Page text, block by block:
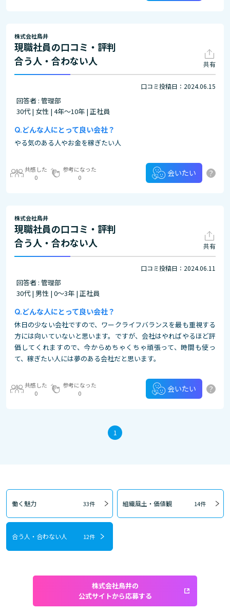
株式会社鳥井
現職社員の口コミ・評判
合う人・合わない人
共有
口コミ投稿日：2024.06.15
回答者 : 管理部
30代 | 女性 | 4年～10年 | 正社員
どんな人にとって良い会社？
やる気のある人やお金を稼ぎたい人
共感した
0
参考になった
0
会いたい ?
株式会社鳥井
現職社員の口コミ・評判
合う人・合わない人
共有
口コミ投稿日：2024.06.11
回答者 : 管理部
30代 | 男性 | 0～3年 | 正社員
どんな人にとって良い会社？
休日の少ない会社ですので、ワークライフバランスを最も重視する
方には向いていないと思います。ですが、会社はやればやるほど評
価してくれますので、今からめちゃくちゃ頑張って、時間も使っ
て、稼ぎたい人には夢のある会社だと思います。
共感した
0
参考になった
0
会いたい ?
1
働く魅力 33件 組織風土・価値観 14件
合う人・合わない人 12件
株式会社鳥井の
公式サイトから応募する